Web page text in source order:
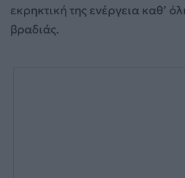
εκρηκτική της ενέργεια καθ’
βραδιάς.